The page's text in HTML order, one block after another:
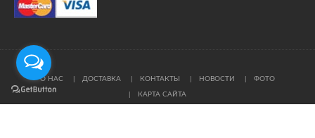
О НАС ДОСТАВКА КОНТАКТЫ НОВОСТИ ФОТО
КАРТА САЙТА